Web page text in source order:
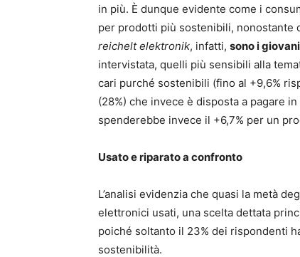
in più. È dunque evidente come i
per prodotti più sostenibili, nonostante
reichelt elektronik, infatti, sono i
intervistata, quelli più sensibili alla
cari purché sostenibili (fino al +9,6%
(28%) che invece è disposta a pagare
spenderebbe invece il +6,7% per un
Usato e riparato a confronto
L’analisi evidenzia che quasi la metà
elettronici usati, una scelta dettata
poiché soltanto il 23% dei rispondenti
sostenibilità.